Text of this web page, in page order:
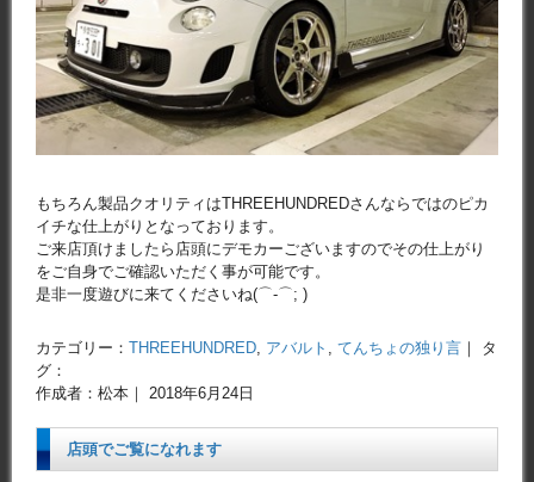
もちろん製品クオリティはTHREEHUNDREDさんならではのピカ
イチな仕上がりとなっております。
ご来店頂けましたら店頭にデモカーございますのでその仕上がり
をご自身でご確認いただく事が可能です。
是非一度遊びに来てくださいね(⌒-⌒; )
カテゴリー： THREEHUNDRED アバルト てんちょの独り言 ｜ タ
グ：
作成者：松本｜ 2018年6月24日
店頭でご覧になれます